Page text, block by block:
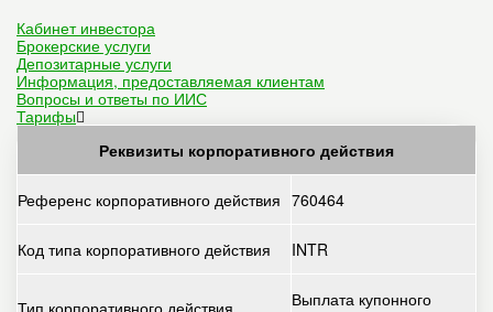
Кабинет инвестора
Брокерские услуги
Депозитарные услуги
Информация, предоставляемая клиентам
Вопросы и ответы по ИИС
Тарифы
Реквизиты корпоративного действия
Референс корпоративного действия 760464
Код типа корпоративного действия INTR
Выплата купонного